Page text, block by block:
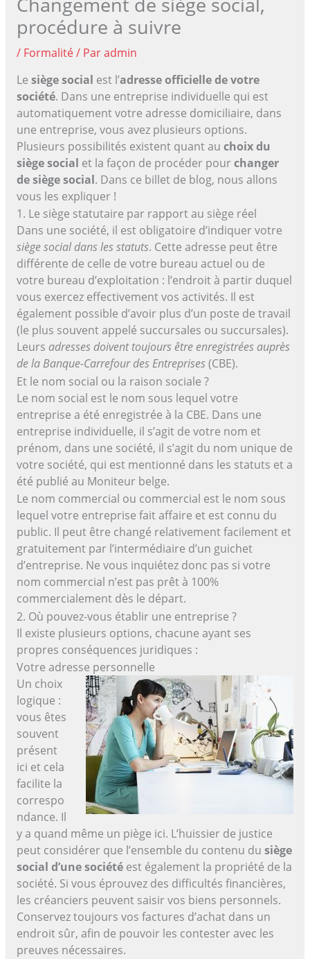
procédure à suivre
/ Formalité/ Paradmin
Le siège social est l’adresse officielle de votre
société. Dans une entreprise individuelle qui est
automatiquement votre adresse domiciliaire, dans
une entreprise, vous avez plusieurs options.
Plusieurs possibilités existent quant au choix du
siège social et la façon de procéder pourchanger
de siège social. Dans ce billet de blog, nous allons
vous les expliquer !
1. Le siège statutaire par rapport au siège réel
Dans une société, il est obligatoire d’indiquer votre
siège social dans les statuts. Cette adresse peut être
différente de celle de votre bureau actuel ou de
votre bureau d’exploitation : l’endroit à partir duquel
vous exercez effectivement vos activités. Il est
également possible d’avoir plus d’un poste de travail
(le plus souvent appelé succursales ou succursales).
Leurs adresses doivent toujours être enregistrées auprès
de la Banque-Carrefour des Entreprises(CBE).
Et le nom social ou la raison sociale ?
Le nom social est le nom sous lequel votre
entreprise a été enregistrée à la CBE. Dans une
entreprise individuelle, il s’agit de votre nom et
prénom, dans une société, il s’agit du nom unique de
votre société, qui est mentionné dans les statuts et a
été publié au Moniteur belge.
Le nom commercial ou commercial est le nom sous
lequel votre entreprise fait affaire et est connu du
public. Il peut être changé relativement facilement et
gratuitement par l’intermédiaire d’un guichet
d’entreprise. Ne vous inquiétez donc pas si votre
nom commercial n’est pas prêt à 100%
commercialement dès le départ.
2. Où pouvez-vous établir une entreprise ?
Il existe plusieurs options, chacune ayant ses
propres conséquences juridiques :
Votre adresse personnelle
Un choix
logique :
vous êtes
souvent
présent
ici et cela
facilite la
correspo
ndance. Il
y a quand même un piège ici. L’huissier de justice
peut considérer que l’ensemble du contenu du siège
social d’une sociétéest également la propriété de la
société. Si vous éprouvez des difficultés financières,
les créanciers peuvent saisir vos biens personnels.
Conservez toujours vos factures d’achat dans un
endroit sûr, afin de pouvoir les contester avec les
preuves nécessaires.